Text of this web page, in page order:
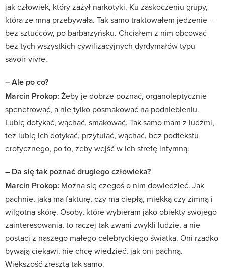
jak człowiek, który zażył narkotyki. Ku zaskoczeniu grupy,
która ze mną przebywała. Tak samo traktowałem jedzenie –
bez sztućców, po barbarzyńsku. Chciałem z nim obcować
bez tych wszystkich cywilizacyjnych dyrdymałów typu
savoir-vivre.
– Ale po co?
Marcin Prokop: Żeby je dobrze poznać, organoleptycznie
spenetrować, a nie tylko posmakować na podniebieniu.
Lubię dotykać, wąchać, smakować. Tak samo mam z ludźmi,
też lubię ich dotykać, przytulać, wąchać, bez podtekstu
erotycznego, po to, żeby wejść w ich strefę intymną.
– Da się tak poznać drugiego człowieka?
Marcin Prokop: Można się czegoś o nim dowiedzieć. Jak
pachnie, jaką ma fakturę, czy ma ciepłą, miękką czy zimną i
wilgotną skórę. Osoby, które wybieram jako obiekty swojego
zainteresowania, to raczej tak zwani zwykli ludzie, a nie
postaci z naszego małego celebryckiego światka. Oni rzadko
bywają ciekawi, nie chcę wiedzieć, jak oni pachną.
Większość zresztą tak samo.